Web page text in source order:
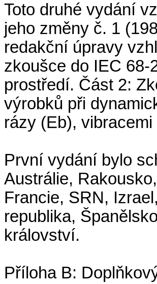
Toto druhé vydání
jeho změny č. 1
redakční úpravy
zkoušce do IEC
prostředí. Část 2:
výrobků při
rázy (Eb),
První vydání bylo
Austrálie,
Francie, SRN,
republika,
království.
Příloha B: